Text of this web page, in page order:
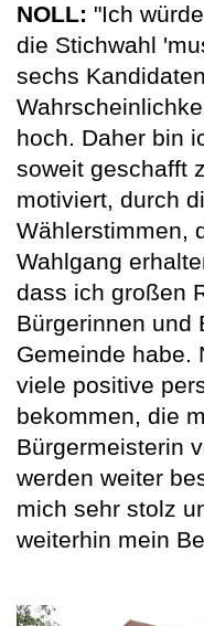
NOLL: "Ich
die Stichwahl
sechs
hoch. Daher bin
soweit geschafft
motiviert, durch
Wählerstimmen,
Wahlgang
dass ich großen
Bürgerinnen und
Gemeinde habe.
viele positive
bekommen, die
Bürgermeisterin
werden weiter
mich sehr stolz
weiterhin mein